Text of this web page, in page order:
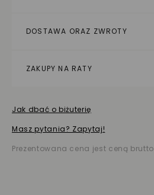
DOSTAWA ORAZ ZWROTY
ZAKUPY NA RATY
Jak dbać o biżuterię
Masz pytania? Zapytaj!
Prezentowana cena jest ceną brutto